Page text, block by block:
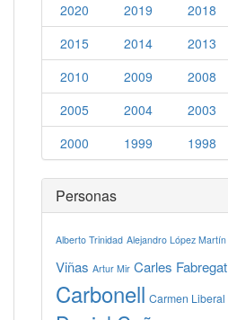
2020
2019 2018
2015
2014 2013
2010
2009 2008
2005
2004 2003
2000
1999 1998
Personas
Alberto Trinidad Alejandro López Martín
Viñas Artur Mir Carles Fabregat
Carbonell Carmen Liberal